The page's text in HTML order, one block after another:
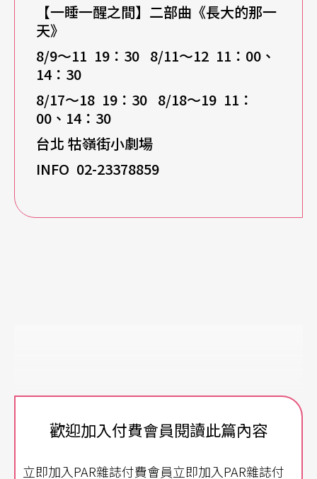
【一睡一醒之間】二部曲《長大的那一
天》
8/9～11 19：30 8/11～12 11：00、
14：30
8/17～18 19：30 8/18～19 11：
00、14：30
台北 牯嶺街小劇場
INFO 02-23378859
歡迎加入付費會員閱讀此篇內容
立即加入PAR雜誌付費會員立即加入PAR雜誌付